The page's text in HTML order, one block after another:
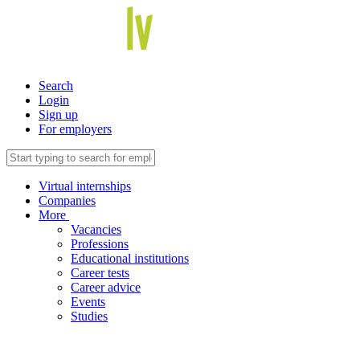
Search
Login
Sign up
For employers
Virtual internships
Companies
More
Vacancies
Professions
Educational institutions
Career tests
Career advice
Events
Studies